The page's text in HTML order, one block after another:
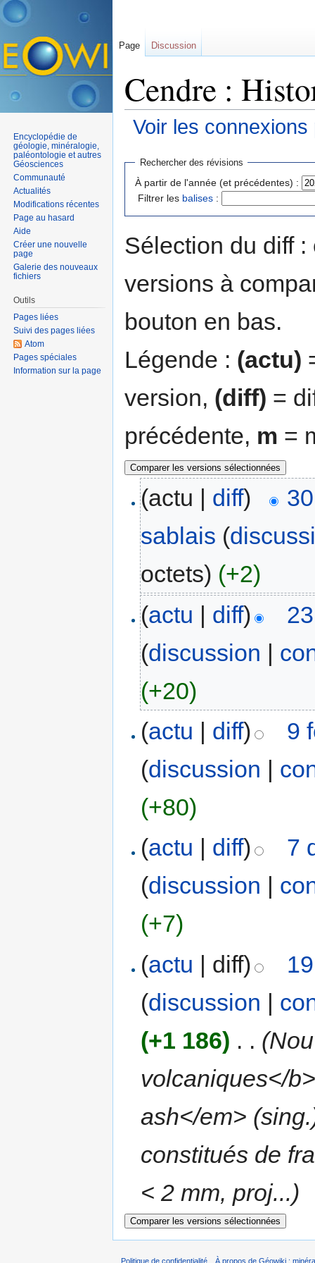
Cendre :
Voir les
Rechercher des révisions
À partir de l'année (et précédentes) :
Filtrer les balises :
Sélection du diff
versions à
bouton en bas.
Légende : (actu)
version, (diff) =
précédente, m =
(actu | diff)
sablais (
octets) (+2)
(actu | diff)
(discussion |
(+20)
(actu | diff)
9
(discussion |
(+80)
(actu | diff)
7
(discussion |
(+7)
(actu | diff)
(discussion |
(+1 186) . .
volcaniques</
ash</em>
constitués de
< 2 mm, proj...)
Page Discussion
Encyclopédie de
géologie, minéralogie,
paléontologie et autres
Géosciences
Communauté
Actualités
Modifications récentes
Page au hasard
Aide
Créer une nouvelle
page
Galerie des nouveaux
fichiers
Outils
Pages liées
Suivi des pages liées
Atom
Pages spéciales
Information sur la page
Politique de confidentialité À propos de Géowiki :